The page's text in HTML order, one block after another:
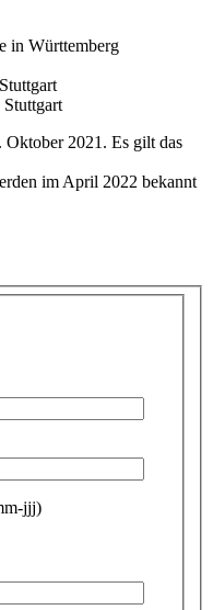
in Württemberg
Oktober 2021. Es gilt das
im April 2022 bekannt
jjj)